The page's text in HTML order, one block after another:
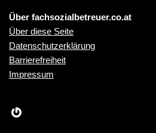
Über fachsozialbetreuer.co.at
Über diese Seite
Datenschutzerklärung
Barrierefreiheit
Impressum